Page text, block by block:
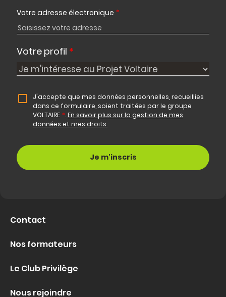
Votre adresse électronique *
Votre profil *
J'accepte que mes données personnelles, recueillies
dans ce formulaire, soient traitées par le groupe
VOLTAIRE *.En savoir plus sur la gestion de mes
données et mes droits.
Contact
Nos formateurs
Le Club Privilège
Nous rejoindre